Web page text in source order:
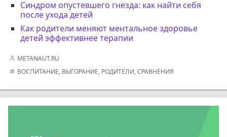
Синдром опустевшего гнезда: как найти себя
после ухода детей
Как родители меняют ментальное здоровье
детей эффективнее терапии
METANAUT.RU
ВОСПИТАНИЕ, ВЫГОРАНИЕ, РОДИТЕЛИ,СРАВНЕНИЯ